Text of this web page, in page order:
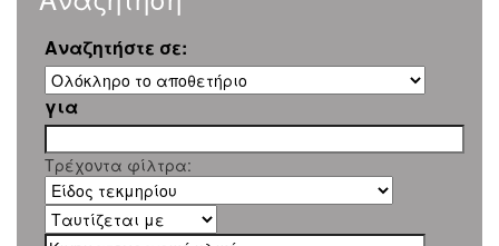
Αναζητήστε σε:
για
Τρέχοντα φίλτρα: